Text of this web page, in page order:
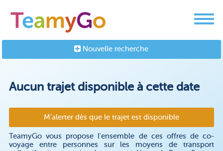
Nouvelle recherche
Aucun trajet disponible à cette date
M'alerter dès que le trajet est disponible
TeamyGo vous propose l'ensemble de ces offres de co-
voyage entre personnes sur les moyens de transport